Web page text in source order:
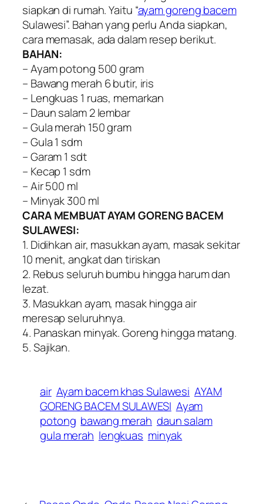
siapkan di rumah. Yaitu “ayam goreng bacem
Sulawesi”. Bahan yang perlu Anda siapkan,
cara memasak, ada dalam resep berikut.
BAHAN:
– Ayam potong 500 gram
– Bawang merah 6 butir, iris
– Lengkuas 1 ruas, memarkan
– Daun salam 2 lembar
– Gula merah 150 gram
– Gula 1 sdm
– Garam 1 sdt
– Kecap 1 sdm
– Air 500 ml
– Minyak 300 ml
CARA MEMBUAT AYAM GORENG BACEM
SULAWESI:
1. Didihkan air, masukkan ayam, masak sekitar
10 menit, angkat dan tiriskan
2. Rebus seluruh bumbu hingga harum dan
lezat.
3. Masukkan ayam, masak hingga air
meresap seluruhnya.
4. Panaskan minyak. Goreng hingga matang.
5. Sajikan.
air Ayam bacem khas Sulawesi AYAM
GORENG BACEM SULAWESI Ayam
potong bawang merah daun salam
gula merah lengkuas minyak